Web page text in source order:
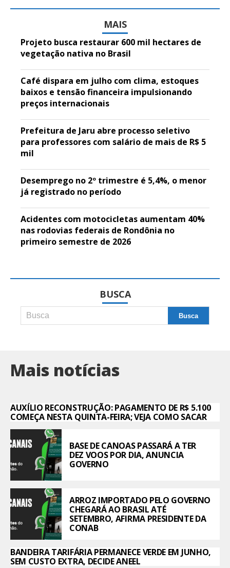
MAIS
Projeto busca restaurar 600 mil hectares de
vegetação nativa no Brasil
Café dispara em julho com clima, estoques
baixos e tensão financeira impulsionando
preços internacionais
Prefeitura de Jaru abre processo seletivo
para professores com salário de mais de R$ 5
mil
Desemprego no 2º trimestre é 5,4%, o menor
já registrado no período
Acidentes com motocicletas aumentam 40%
nas rodovias federais de Rondônia no
primeiro semestre de 2026
BUSCA
Mais notícias
AUXÍLIO RECONSTRUÇÃO: PAGAMENTO DE R$ 5.100
COMEÇA NESTA QUINTA-FEIRA; VEJA COMO SACAR
BASE DE CANOAS PASSARÁ A TER
DEZ VOOS POR DIA, ANUNCIA
GOVERNO
ARROZ IMPORTADO PELO GOVERNO
CHEGARÁ AO BRASIL ATÉ
SETEMBRO, AFIRMA PRESIDENTE DA
CONAB
BANDEIRA TARIFÁRIA PERMANECE VERDE EM JUNHO,
SEM CUSTO EXTRA, DECIDE ANEEL